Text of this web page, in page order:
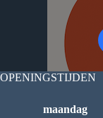
OPENINGSTIJDEN
maandag